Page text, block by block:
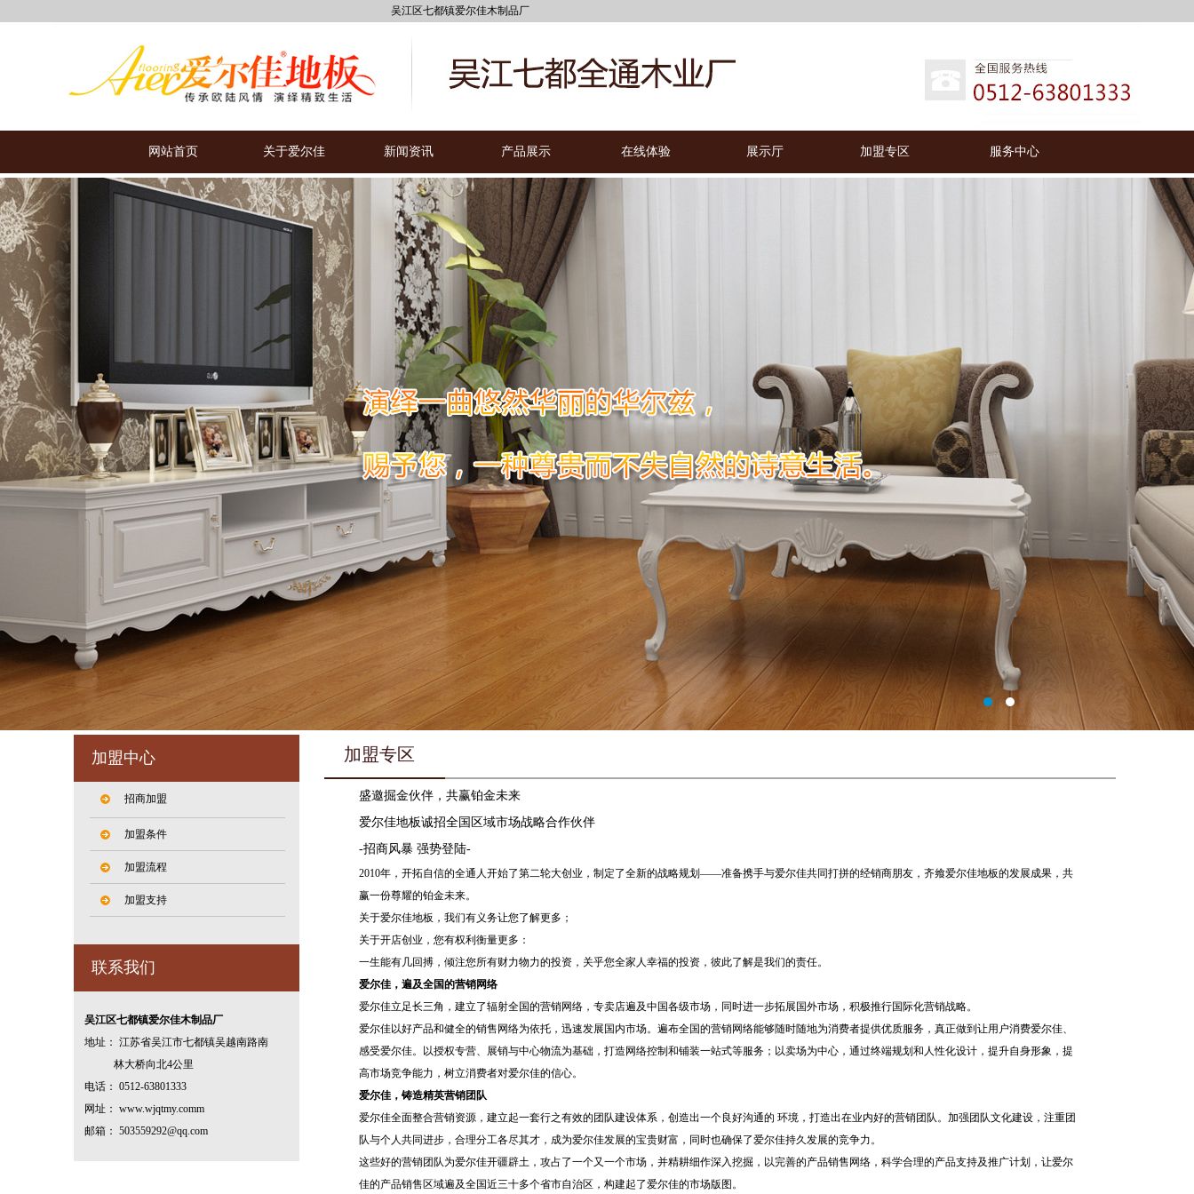
吴江区七都镇爱尔佳木制品厂
网站首页 关于爱尔佳 新闻资讯 产品展示 在线体验 展示厅 加盟专区 服务中心
加盟中心
招商加盟
加盟条件
加盟流程
加盟支持
联系我们
吴江区七都镇爱尔佳木制品厂
地址： 江苏省吴江市七都镇吴越南路南
林大桥向北4公里
电话： 0512-63801333
网址： www.wjqtmy.comm
邮箱： 503559292@qq.com
加盟专区
盛邀掘金伙伴，共赢铂金未来
爱尔佳地板诚招全国区域市场战略合作伙伴
-招商风暴 强势登陆-
2010年，开拓自信的全通人开始了第二轮大创业，制定了全新的战略规划——准备携手与爱尔佳共同打拼的经销商朋友，齐飨爱尔佳地板的发展成果，共
赢一份尊耀的铂金未来。
关于爱尔佳地板，我们有义务让您了解更多；
关于开店创业，您有权利衡量更多：
一生能有几回搏，倾注您所有财力物力的投资，关乎您全家人幸福的投资，彼此了解是我们的责任。
爱尔佳，遍及全国的营销网络
爱尔佳立足长三角，建立了辐射全国的营销网络，专卖店遍及中国各级市场，同时进一步拓展国外市场，积极推行国际化营销战略。
爱尔佳以好产品和健全的销售网络为依托，迅速发展国内市场。遍布全国的营销网络能够随时随地为消费者提供优质服务，真正做到让用户消费爱尔佳、
感受爱尔佳。以授权专营、展销与中心物流为基础，打造网络控制和铺装一站式等服务；以卖场为中心，通过终端规划和人性化设计，提升自身形象，提
高市场竞争能力，树立消费者对爱尔佳的信心。
爱尔佳，铸造精英营销团队
爱尔佳全面整合营销资源，建立起一套行之有效的团队建设体系，创造出一个良好沟通的 环境，打造出在业内好的营销团队。加强团队文化建设，注重团
队与个人共同进步，合理分工各尽其才，成为爱尔佳发展的宝贵财富，同时也确保了爱尔佳持久发展的竞争力。
这些好的营销团队为爱尔佳开疆辟土，攻占了一个又一个市场，并精耕细作深入挖掘，以完善的产品销售网络，科学合理的产品支持及推广计划，让爱尔
佳的产品销售区域遍及全国近三十多个省市自治区，构建起了爱尔佳的市场版图。